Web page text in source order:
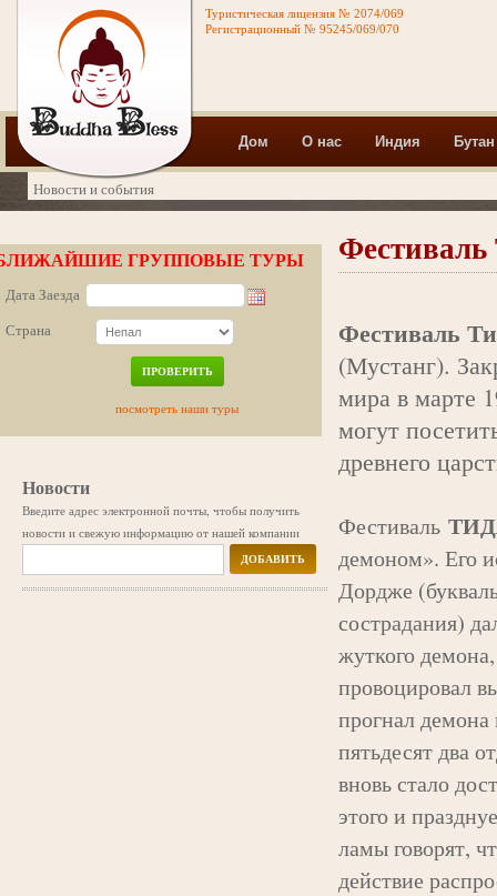
Туристическая лицензия № 2074/069
Регистрационный № 95245/069/070
Дом О нас Индия Бутан
Новости и события
ГРУППОВЫЕ ТУРЫ
Дата Заезда
Страна
ПРОВЕРИТЬ
посмотреть наши туры
Новости
Введите адрес электронной почты, чтобы получить
новости и свежую информацию от нашей компании
ДОБАВИТЬ
Фестиваль
(Мустанг).
мира в марте
могут
древнего
Фестиваль
демоном». Его
Дордже
сострадания)
жуткого
провоцировал
прогнал демона
пятьдесят два
вновь стало
этого и
ламы говорят,
действие